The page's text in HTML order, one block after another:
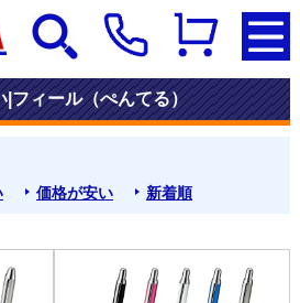
|フィール（ぺんてる）
価格が安い 新着順